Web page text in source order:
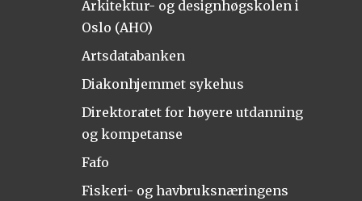
Arkitektur- og designhøgskolen i
Oslo (AHO)
Artsdatabanken
Diakonhjemmet sykehus
Direktoratet for høyere utdanning
og kompetanse
Fafo
Fiskeri- og havbruksnæringens